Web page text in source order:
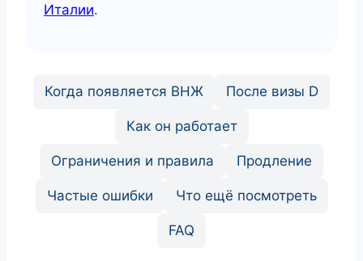
Италии.
Когда появляется ВНЖ После визы D
Как он работает
Ограничения и правила Продление
Частые ошибки Что ещё посмотреть
FAQ